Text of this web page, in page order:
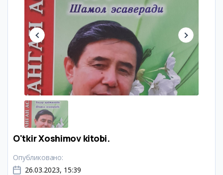
O'tkir Xoshimov kitobi.
Опубликовано:
26.03.2023, 15:39